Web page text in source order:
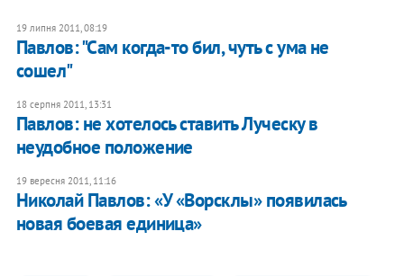
19 липня 2011, 08:19
Павлов: "Сам когда-то бил, чуть с ума не
сошел"
18 серпня 2011, 13:31
Павлов: не хотелось ставить Луческу в
неудобное положение
19 вересня 2011, 11:16
Николай Павлов: «У «Ворсклы» появилась
новая боевая единица»